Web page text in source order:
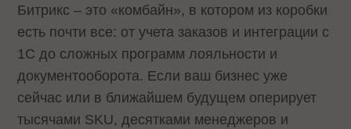
Битрикс – это «комбайн», в котором из коробки
есть почти все: от учета заказов и интеграции с
1С до сложных программ лояльности и
документооборота. Если ваш бизнес уже
сейчас или в ближайшем будущем оперирует
тысячами SKU, десятками менеджеров и